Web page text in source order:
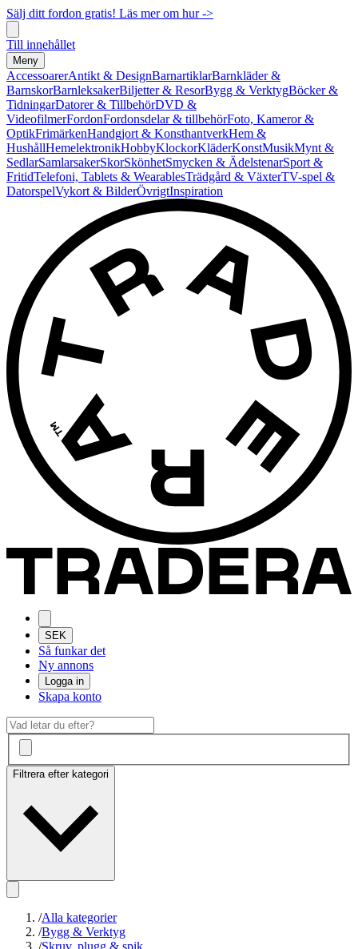
Sälj ditt fordon gratis! Läs mer om hur ->
Till innehållet
Meny
AccessoarerAntikt & DesignBarnartiklarBarnkläder &
BarnskorBarnleksakerBiljetter & ResorBygg & VerktygBöcker &
TidningarDatorer & TillbehörDVD &
VideofilmerFordonFordonsdelar & tillbehörFoto, Kameror &
OptikFrimärkenHandgjort & KonsthantverkHem &
HushållHemelektronikHobbyKlockorKläderKonstMusikMynt &
SedlarSamlarsakerSkorSkönhetSmycken & ÄdelstenarSport &
FritidTelefoni, Tablets & WearablesTrädgård & VäxterTV-spel &
DatorspelVykort & BilderÖvrigtInspiration
SEK
Så funkar det
Ny annons
Logga in
Skapa konto
Filtrera efter kategori
/Alla kategorier
/Bygg & Verktyg